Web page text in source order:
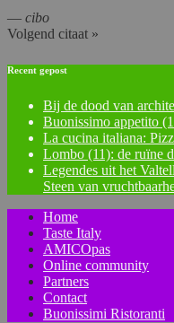
— cibo
Volgend citaat »
Recent gepost
Bij de dood van
Buonissimo appetito
La cucina italiana:
Lombo (11): de ruïne
Legendes uit het
Steen van
Home
Taste Italy
AMICOpas
Online community
Partners
Contact
Buonissimi Ristoranti